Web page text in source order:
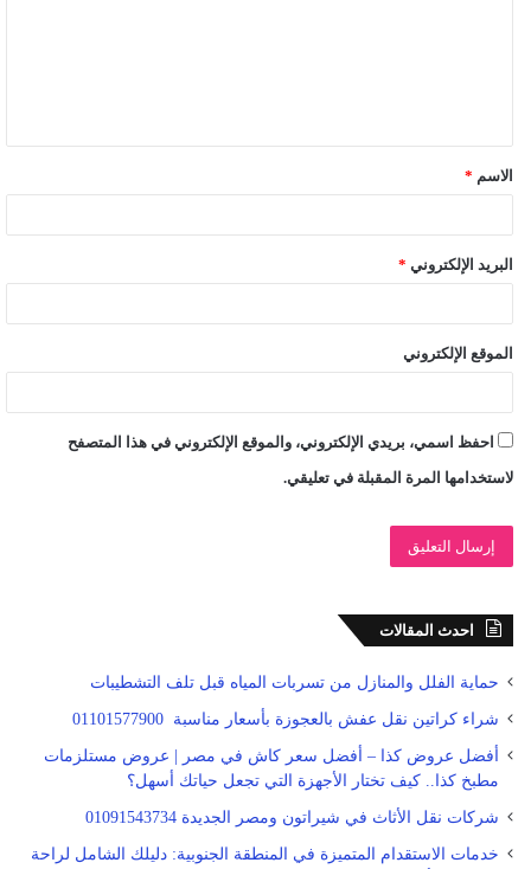
ق
*الاسم *
البريد الإلكتروني *
الموقع الإلكتروني
احفظ اسمي، بريدي الإلكتروني، والموقع الإلكتروني في هذا المتصفح
لاستخدامها المرة المقبلة في تعليقي.
احدث المقالات
حماية الفلل والمنازل من تسربات المياه قبل تلف التشطيبات
شراء كراتين نقل عفش بالعجوزة بأسعار مناسبة 01101577900
أفضل عروض كذا – أفضل سعر كاش في مصر | عروض مستلزمات
مطبخ كذا.. كيف تختار الأجهزة التي تجعل حياتك أسهل؟
شركات نقل الأثاث في شيراتون ومصر الجديدة 01091543734
خدمات الاستقدام المتميزة في المنطقة الجنوبية: دليلك الشامل لراحة